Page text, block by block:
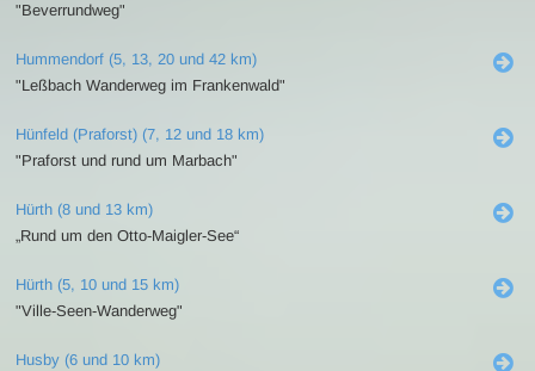
"Beverrundweg"
Hummendorf (5, 13, 20 und 42 km)
"Leßbach Wanderweg im Frankenwald"
Hünfeld (Praforst) (7, 12 und 18 km)
"Praforst und rund um Marbach"
Hürth (8 und 13 km)
„Rund um den Otto-Maigler-See“
Hürth (5, 10 und 15 km)
"Ville-Seen-Wanderweg"
Husby (6 und 10 km)